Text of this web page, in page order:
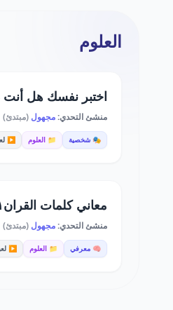
العلوم
اختبر نفسك هل
منشئ التحدي:مجهول (مبتدئ)
🎭 شخصية 📁 العلوم ▶️
معاني كلمات القران١
منشئ التحدي:مجهول (مبتدئ)
🧠 معرفي 📁 العلوم ▶️